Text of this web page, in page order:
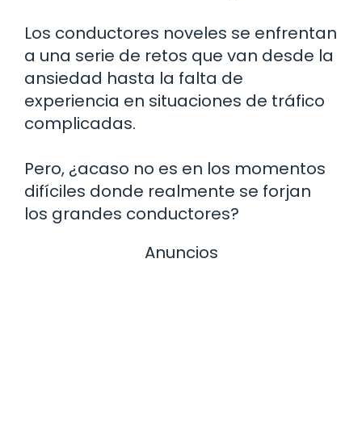
Los conductores noveles se enfrentan
a una serie de retos que van desde la
ansiedad hasta la falta de
experiencia en situaciones de tráfico
complicadas.
Pero, ¿acaso no es en los momentos
difíciles donde realmente se forjan
los grandes conductores?
Anuncios